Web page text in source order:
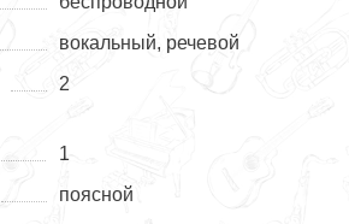
вокальный, речевой
2
1
поясной